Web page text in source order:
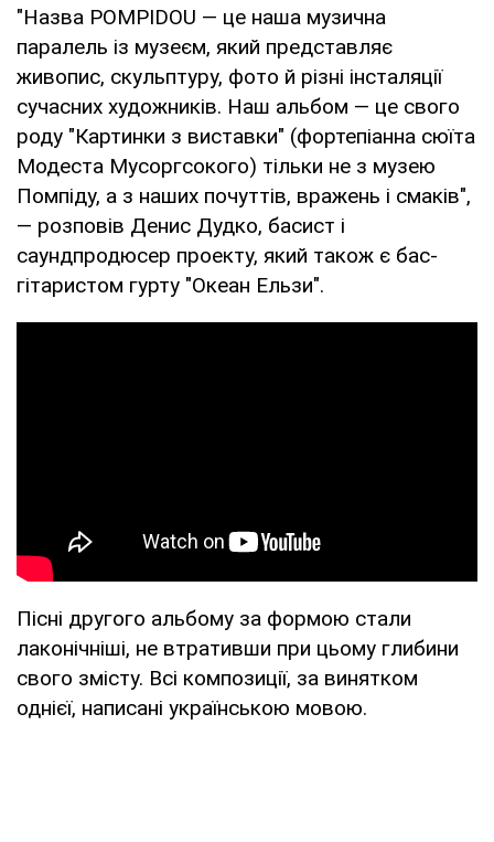
"Назва POMPIDOU — це наша музична
паралель із музеєм, який представляє
живопис, скульптуру, фото й різні інсталяції
сучасних художників. Наш альбом — це свого
роду "Картинки з виставки" (фортепіанна сюїта
Модеста Мусоргсокого) тільки не з музею
Помпіду, а з наших почуттів, вражень і смаків",
— розповів Денис Дудко, басист і
саундпродюсер проекту, який також є бас-
гітаристом гурту "Океан Ельзи".
Пісні другого альбому за формою стали
лаконічніші, не втративши при цьому глибини
свого змісту. Всі композиції, за винятком
однієї, написані українською мовою.